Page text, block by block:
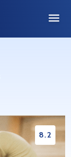
8.2